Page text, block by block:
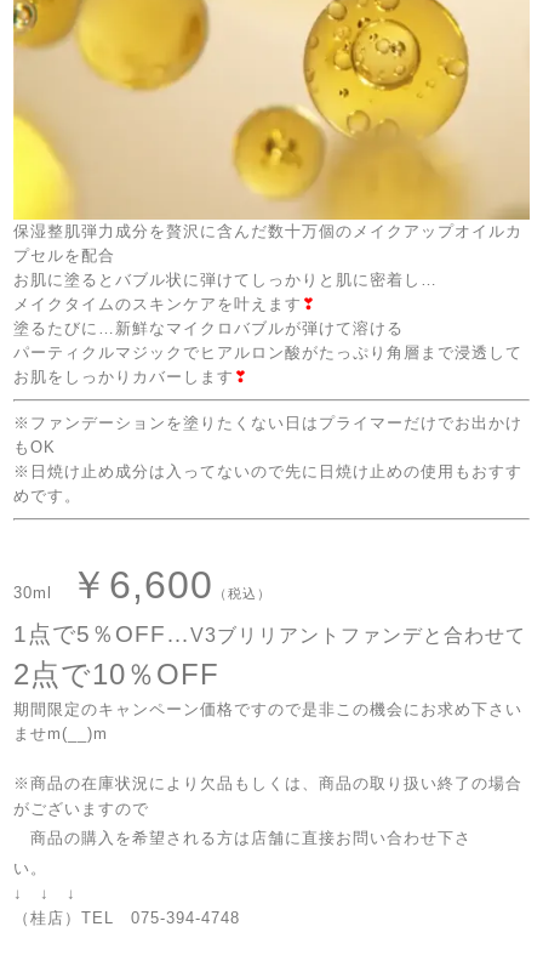
保湿整肌弾力成分を贅沢に含んだ数十万個のメイクアップオイルカ
プセルを配合
お肌に塗るとバブル状に弾けてしっかりと肌に密着し…
メイクタイムのスキンケアを叶えます ❣
塗るたびに…新鮮なマイクロバブルが弾けて溶ける
パーティクルマジックでヒアルロン酸がたっぷり角層まで浸透して
お肌をしっかりカバーします ❣
※ファンデーションを塗りたくない日はプライマーだけでお出かけ
もOK
※日焼け止め成分は入ってないので先に日焼け止めの使用もおすす
めです。
30ml ￥6,600 （税込）
1点で5％OFF…V3ブリリアントファンデと合わせて
2点で10％OFF
期間限定のキャンペーン価格ですので是非この機会にお求め下さい
ませm(__)m
※商品の在庫状況により欠品もしくは、商品の取り扱い終了の場合
がございますので
商品の購入を希望される方は店舗に直接お問い合わせ下さ
い。
↓ ↓ ↓
（桂店）TEL 075-394-4748